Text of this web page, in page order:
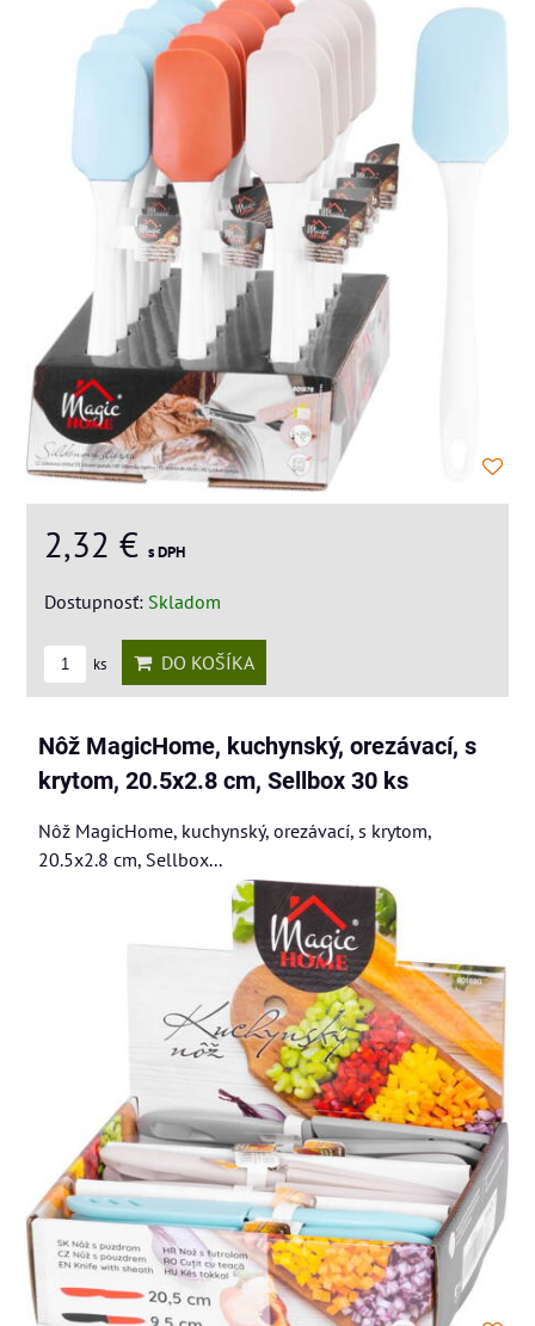
2,32 € s DPH
Dostupnosť: Skladom
ks DO KOŠÍKA
Nôž MagicHome, kuchynský, orezávací, s
krytom, 20.5x2.8 cm, Sellbox 30 ks
Nôž MagicHome, kuchynský, orezávací, s krytom,
20.5x2.8 cm, Sellbox...